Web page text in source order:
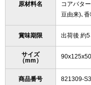
原材料名
コアバタ
豆由来)､
賞味期限 出荷後 約5
サイズ
（mm）
90x125x50
商品番号 821309-